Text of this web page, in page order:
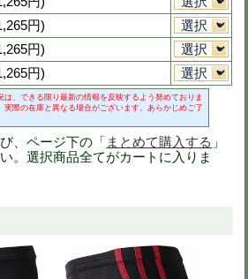
と画像が切りかわりま
画面で数量変更可（51
(税込 1,265円)